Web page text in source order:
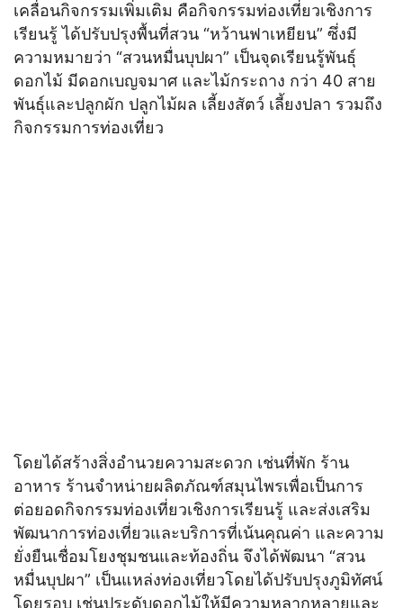
เคลื่อนกิจกรรมเพิ่มเติม คือกิจกรรมท่องเที่ยวเชิงการ
เรียนรู้ ได้ปรับปรุงพื้นที่สวน “หว้านฟาเหยียน” ซึ่งมี
ความหมายว่า “สวนหมื่นบุปผา” เป็นจุดเรียนรู้พันธุ์
ดอกไม้ มีดอกเบญจมาศ และไม้กระถาง กว่า 40 สาย
พันธุ์และปลูกผัก ปลูกไม้ผล เลี้ยงสัตว์ เลี้ยงปลา รวมถึง
กิจกรรมการท่องเที่ยว
โดยได้สร้างสิ่งอำนวยความสะดวก เช่นที่พัก ร้าน
อาหาร ร้านจำหน่ายผลิตภัณฑ์สมุนไพรเพื่อเป็นการ
ต่อยอดกิจกรรมท่องเที่ยวเชิงการเรียนรู้ และส่งเสริม
พัฒนาการท่องเที่ยวและบริการที่เน้นคุณค่า และความ
ยั่งยืนเชื่อมโยงชุมชนและท้องถิ่น จึงได้พัฒนา “สวน
หมื่นบุปผา” เป็นแหล่งท่องเที่ยวโดยได้ปรับปรุงภูมิทัศน์
โดยรอบ เช่นประดับดอกไม้ให้มีความหลากหลายและ